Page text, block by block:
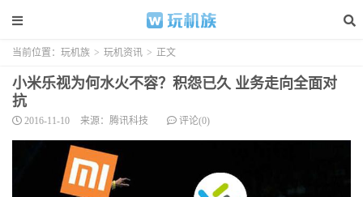
当前位置： 玩机族 > 玩机资讯 > 正文
小米乐视为何水火不容？积怨已久 业务走向全面对
抗
2016-11-10 来源：腾讯科技 评论(0)